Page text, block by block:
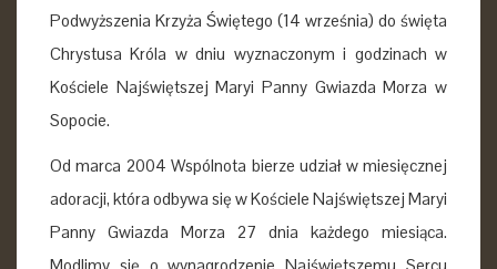
Podwyższenia Krzyża Świętego (14 września) do święta
Chrystusa Króla w dniu wyznaczonym i godzinach w
Kościele Najświętszej Maryi Panny Gwiazda Morza w
Sopocie.
Od marca 2004 Wspólnota bierze udział w miesięcznej
adoracji, która odbywa się w Kościele Najświętszej Maryi
Panny Gwiazda Morza 27 dnia każdego miesiąca.
Modlimy się o wynagrodzenie Najświętszemu Sercu